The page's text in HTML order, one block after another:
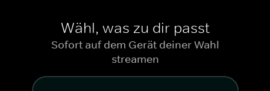
Wähl, was zu dir passt
Sofort auf dem Gerät deiner Wahl
streamen